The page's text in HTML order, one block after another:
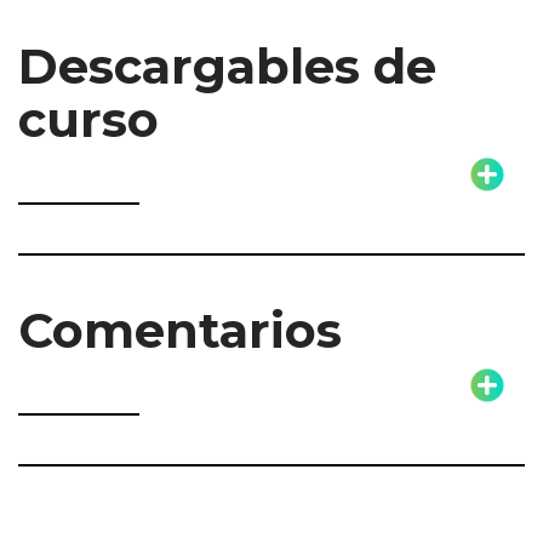
Descargables de
curso
Comentarios